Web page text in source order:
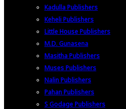
Kadulla Publishers
Keheli Publishers
Little House Publishers
M.D. Gunasena
Masitha Publishers
Muses Publishers
Nalin Publishers
Pahan Publishers
S Godage Publishers